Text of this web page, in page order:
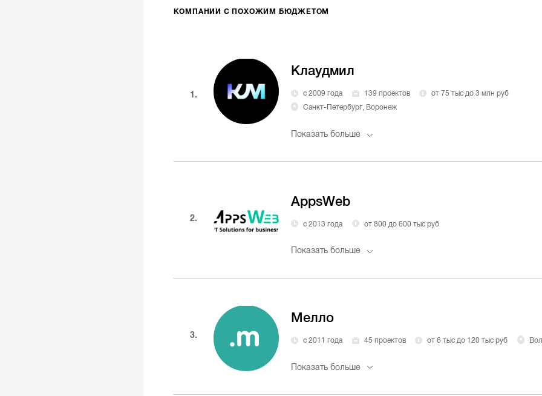
КОМПАНИИ С ПОХОЖИМ БЮДЖЕТОМ
1.
Клаудмил
с 2009 года 139 проектов
от 75 тыс до 3 млн руб
Санкт-Петербург, Воронеж
Показать больше
2.
AppsWeb
с 2013 года от 800 до 600 тыс руб
Показать больше
3.
Мелло
с 2011 года 45 проектов от 6 тыс до 120 тыс руб
Показать больше